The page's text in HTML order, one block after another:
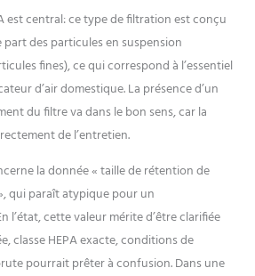
pratique
est central: ce type de filtration est conçu
des particules en suspension
fines), ce qui correspond à l’essentiel
d’air domestique. La présence d’un
du filtre va dans le bon sens, car la
de l’entretien.
la donnée « taille de rétention de
qui paraît atypique pour un
l’état, cette valeur mérite d’être clarifiée
classe HEPA exacte, conditions de
pourrait prêter à confusion. Dans une